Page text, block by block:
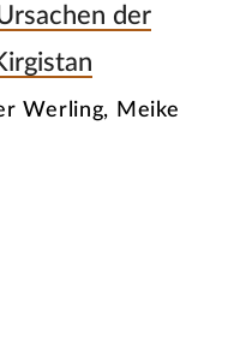
der
Werling, Meike